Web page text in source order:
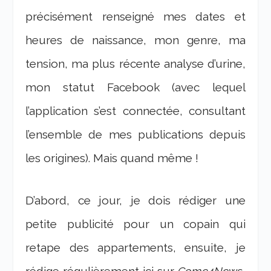
précisément renseigné mes dates et
heures de naissance, mon genre, ma
tension, ma plus récente analyse d’urine,
mon statut Facebook (avec lequel
l’application s’est connectée, consultant
l’ensemble de mes publications depuis
les origines). Mais quand même !
D’abord, ce jour, je dois rédiger une
petite publicité pour un copain qui
retape des appartements, ensuite, je